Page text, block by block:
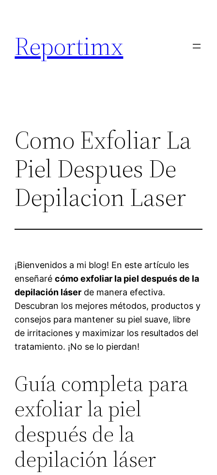
contenido
Reportimx
Como Exfoliar La
Piel Despues De
Depilacion Laser
¡Bienvenidos a mi blog! En este artículo les
enseñarécómo exfoliar la piel después de la
depilación láser de manera efectiva.
Descubran los mejores métodos, productos y
consejos para mantener su piel suave, libre
de irritaciones y maximizar los resultados del
tratamiento. ¡No se lo pierdan!
Guía completa para
exfoliar la piel
después de la
depilación láser